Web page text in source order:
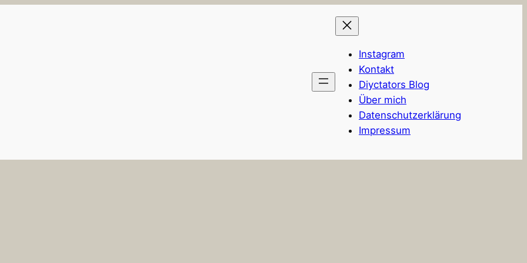
Instagram
Kontakt
Diyctators Blog
Über mich
Datenschutzerklärung
Impressum